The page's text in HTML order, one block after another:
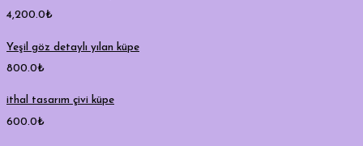
4,200.0₺
Yeşil göz detaylı yılan küpe
800.0₺
ithal tasarım çivi küpe
600.0₺